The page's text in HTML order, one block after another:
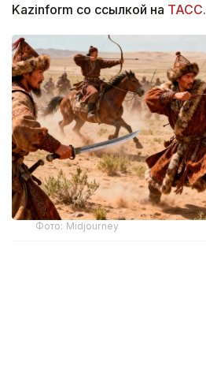
Kazinform со ссылкой на ТАСС.
Фото: Midjourney